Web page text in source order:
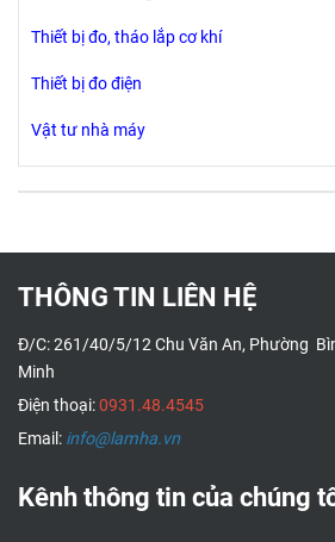
Thiết bị đo, tháo lắp cơ khí
Thiết bị đo điện
Vật tư nhà máy
THÔNG TIN LIÊN HỆ
Đ/C: 261/40/5/12 Chu Văn An, Phường
Minh
Điện thoại:0931.48.4545
Email: info@lamha.vn
Kênh thông tin của chúng